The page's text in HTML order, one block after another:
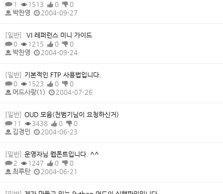
1
1513 0
0
박찬영
2004-09-27
[일반]
VI 레퍼런스 미니 가이드
0
1215 0
0
박찬영
2004-09-24
[일반] 기본적인 FTP 사용법입니다.
0
1523 0
0
머드사랑(1)
2004-07-26
[일반] OUD 모음(천범기님이 요청하신거)
11
3438 0
0
김경민
2004-06-23
[일반] 운영자님 웹폰트입니다. ^^
2
1247 0
0
최루탄
2004-06-21